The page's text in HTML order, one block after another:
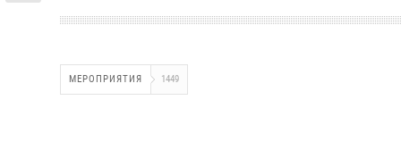
МЕРОПРИЯТИЯ 1449